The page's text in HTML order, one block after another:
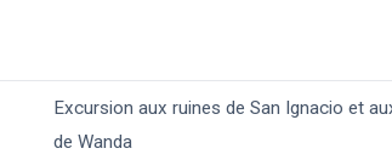
Excursion aux ruines de San Ignacio et
de Wanda